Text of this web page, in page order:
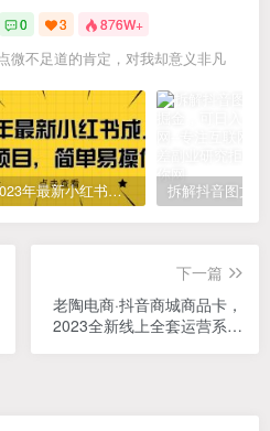
0 3 876W+
微不足道的肯定，对我却意义非凡
2023年最新小红书成人电商项目，简单易操作【详细教程】
下一篇
老陶电商·抖音商城商品卡，​
2023全新线上全套运营系列